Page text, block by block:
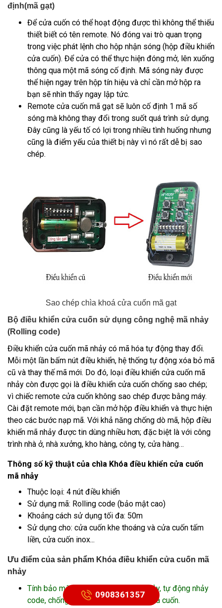
định(mã gạt)
Để cửa cuốn có thể hoạt động được thì không thể thiếu
thiết biết có tên remote. Nó đóng vai trò quan trọng
trong việc phát lệnh cho hộp nhận sóng (hộp điều khiển
cửa cuốn). Để cửa có thể thực hiện đóng mở, lên xuống
thông qua một mã sóng cố định. Mã sóng này được
thể hiện ngay trên hộp tín hiệu và chỉ cần mở hộp ra
bạn sẽ nhìn thấy ngay lập tức.
Remote cửa cuốn mã gạt sẽ luôn cố định 1 mã số
sóng mà không thay đổi trong suốt quá trình sử dụng.
Đây cũng là yếu tố có lợi trong nhiều tình huống nhưng
cũng là điểm yếu của thiết bị này vì nó rất dễ bị sao
chép.
Sao chép chìa khoá cửa cuốn mã gạt
Bộ điều khiển cửa cuốn sử dụng công nghệ mã nhảy
(Rolling code)
Điều khiển cửa cuốn mã nhảy có mã hóa tự động thay đổi.
Mỗi một lần bấm nút điều khiển, hệ thống tự động xóa bỏ mã
cũ và thay thế mã mới. Do đó, loại điều khiển cửa cuốn mã
nhảy còn được gọi là điều khiển cửa cuốn chống sao chép;
vì chiếc remote cửa cuốn không sao chép được bằng máy.
Cài đặt remote mới, bạn cần mở hộp điều khiển và thực hiện
theo các bước nạp mã. Với khả năng chống dò mã, hộp điều
khiển mã nhảy được tin dùng nhiều hơn; đặc biệt là với công
trình nhà ở, nhà xưởng, kho hàng, công ty, cửa hàng…
Thông số kỹ thuật của chìa Khóa điều khiển cửa cuốn
mã nhảy
Thuộc loại: 4 nút điều khiển
Sử dụng mã: Rolling code (bảo mật cao)
Khoảng cách sử dụng tối đa: 50m
Sử dụng cho: cửa cuốn khe thoáng và cửa cuốn tấm
liền, cửa cuốn inox...
Ưu điểm của sản phẩm Khóa điều khiển cửa cuốn mã
nhảy
Tính bảo mật cao, có sử dụng mã nhảy, tự động nhảy
code, chống phá khóa và sao chép cửa cuốn.
0908361357